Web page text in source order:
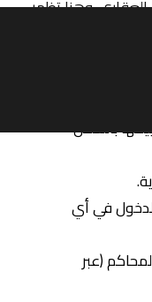
العقاري. وهنا تظهر
بالشكل
في أي
(عبر